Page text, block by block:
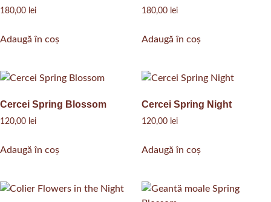
180,00 lei
Adaugă în coș
180,00 lei
Adaugă în coș
Cercei Spring Blossom
120,00 lei
Adaugă în coș
Cercei Spring Night
120,00 lei
Adaugă în coș